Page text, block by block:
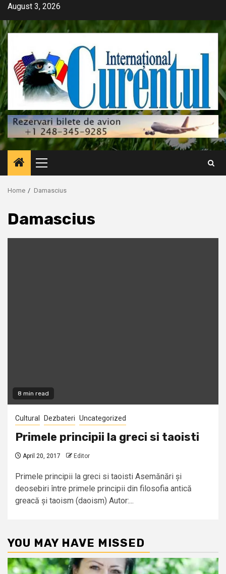
Skip
content
August 3, 2026
Primary
Menu
Home Damascius
Damascius
8 min read
Cultural Dezbateri Uncategorized
Primele principii la greci si taoisti
April 20, 2017 Editor
Primele principii la greci si taoisti Asemănări și
deosebiri între primele principii din filosofia antică
greacă și taoism (daoism) Autor:...
YOU MAY HAVE MISSED